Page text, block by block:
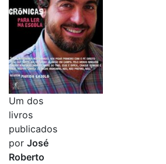
Um dos
livros
publicados
por José
Roberto